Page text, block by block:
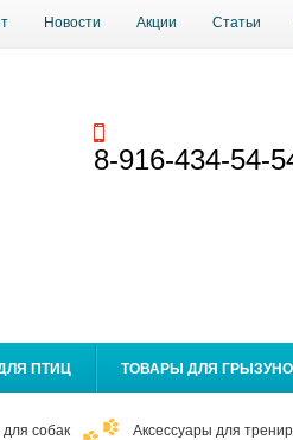
Новости Акции Статьи
8-916-434-54-
ПТИЦ ТОВАРЫ ДЛЯ
собак Аксессуары для